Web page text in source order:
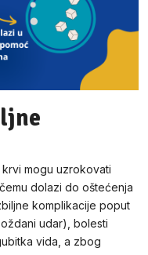
mogu uzrokovati
dolazi do oštećenja
komplikacije poput
udar), bolesti
vida, a zbog